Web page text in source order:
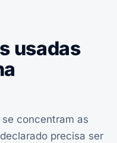
usadas
concentram as
precisa ser